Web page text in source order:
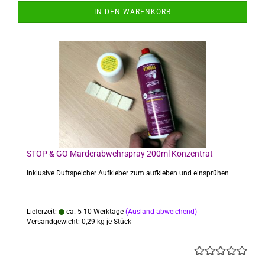
IN DEN WARENKORB
STOP & GO Marderabwehrspray 200ml Konzentrat
Inklusive Duftspeicher Aufkleber zum aufkleben und einsprühen.
Lieferzeit: ca. 5-10 Werktage (Ausland abweichend)
Versandgewicht: 0,29 kg je Stück